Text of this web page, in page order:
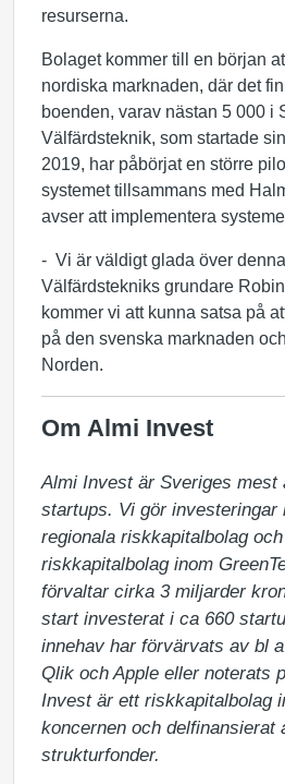
resurserna.
Bolaget kommer till en början
nordiska marknaden, där det
boenden, varav nästan 5 000 i
Välfärdsteknik, som startade
2019, har påbörjat en större
systemet tillsammans med
avser att implementera
- Vi är väldigt glada över
Välfärdstekniks grundare
kommer vi att kunna satsa på
på den svenska marknaden
Norden.
Om Almi Invest
Almi Invest är Sveriges mest
startups. Vi gör investeringar
regionala riskkapitalbolag
riskkapitalbolag inom
förvaltar cirka 3 miljarder
start investerat i ca 660
innehav har förvärvats av bl
Qlik och Apple eller noterats
Invest är ett riskkapitalbolag
koncernen och delfinansierat
strukturfonder.